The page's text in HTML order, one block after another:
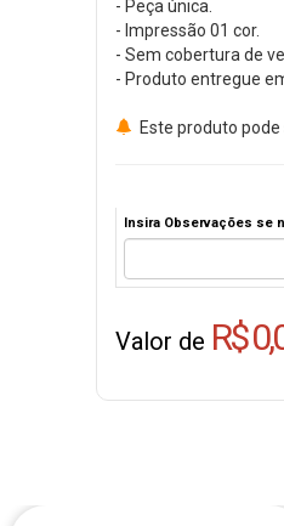
- Peça única.
- Impressão 01 cor.
- Sem cobertura de
- Produto entregue
Este produto
Insira Observações se
Valor de R$